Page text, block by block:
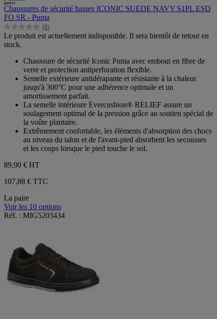
Chaussures de sécurité basses ICONIC SUEDE NAVY S1PL ESD
FO SR - Puma
(0)
0.0
sur
5
étoiles.
Le produit est actuellement indisponible. Il sera bientôt de retour en
stock.
Chaussure de sécurité Iconic Puma avec embout en fibre de
verre et protection antiperforation flexible.
Semelle extérieure antidérapante et résistante à la chaleur
jusqu'à 300°C pour une adhérence optimale et un
amortissement parfait.
La semelle intérieure Evercushion® RELIEF assure un
soulagement optimal de la pression grâce au soutien spécial de
la voûte plantaire.
Extrêmement confortable, les éléments d'absorption des chocs
au niveau du talon et de l'avant-pied absorbent les secousses
et les coups lorsque le pied touche le sol.
89,90 € HT
107,88 € TTC
La paire
Voir les 10 options
Réf. : MIG5203434